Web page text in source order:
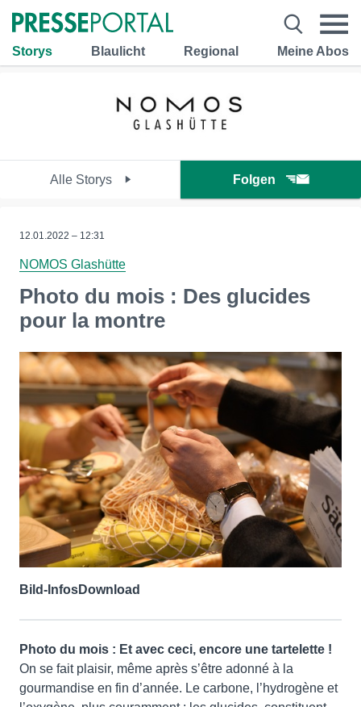
Storys Blaulicht Regional Meine Abos
Alle Storys Folgen
12.01.2022 – 12:31
NOMOS Glashütte
Photo du mois : Des glucides
pour la montre
Bild-InfosDownload
Photo du mois : Et avec ceci, encore une tartelette !
On se fait plaisir, même après s’être adonné à la
gourmandise en fin d’année. Le carbone, l’hydrogène et